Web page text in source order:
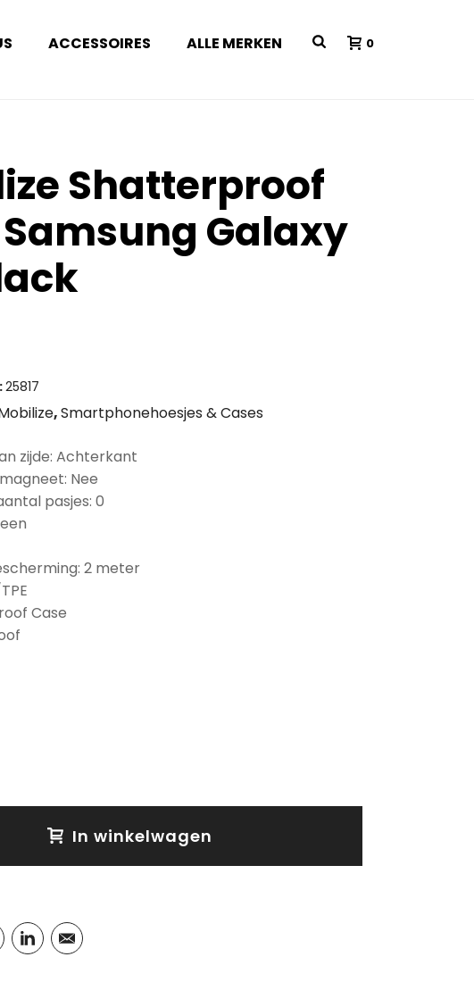
ACCESSOIRES ALLE MERKEN 0
Shatterproof
Galaxy
25817
,Smartphonehoesjes & Cases
zijde: Achterkant
Nee
pasjes: 0
2 meter
Case
In winkelwagen